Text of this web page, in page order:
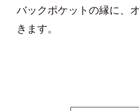
バックポケットの縁に、
きます。